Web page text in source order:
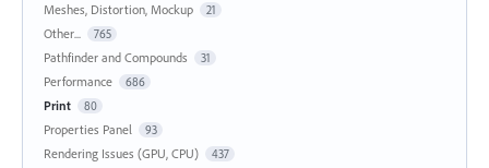
Meshes, Distortion, Mockup 21
Other... 765
Pathfinder and Compounds 31
Performance 686
Print 80
Properties Panel 93
Rendering Issues (GPU, CPU) 437